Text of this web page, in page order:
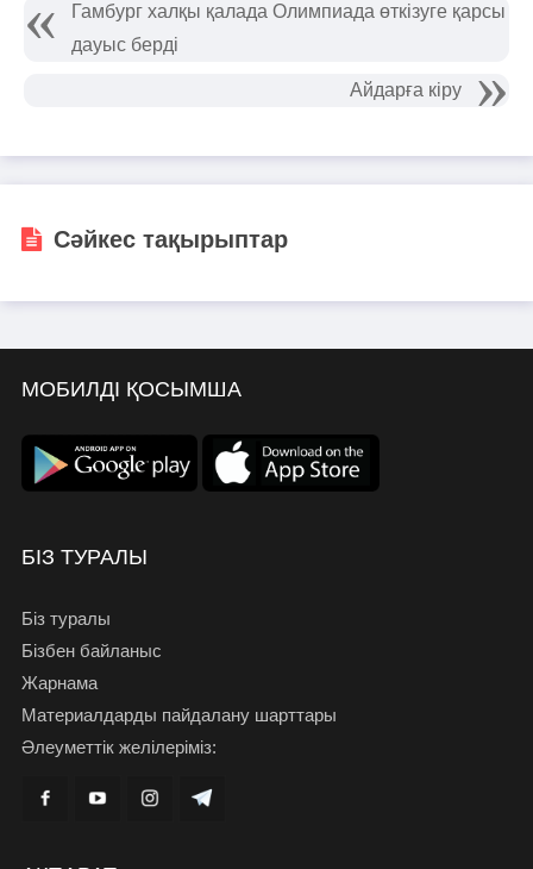
Гамбург халқы қалада Олимпиада өткізуге қарсы
дауыс берді
Айдарға кіру
Сәйкес тақырыптар
МОБИЛДІ ҚОСЫМША
БІЗ ТУРАЛЫ
Біз туралы
Бізбен байланыс
Жарнама
Материалдарды пайдалану шарттары
Әлеуметтік желілеріміз: